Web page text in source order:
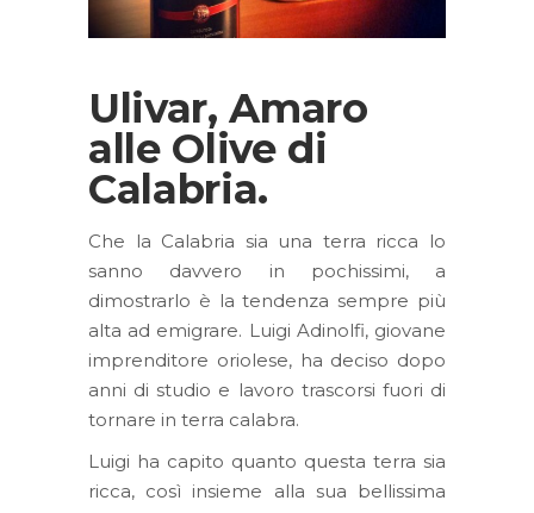
Ulivar, Amaro
alle Olive di
Calabria.
Che la Calabria sia una terra ricca lo
sanno davvero in pochissimi, a
dimostrarlo è la tendenza sempre più
alta ad emigrare. Luigi Adinolfi, giovane
imprenditore oriolese, ha deciso dopo
anni di studio e lavoro trascorsi fuori di
tornare in terra calabra.
Luigi ha capito quanto questa terra sia
ricca, così insieme alla sua bellissima